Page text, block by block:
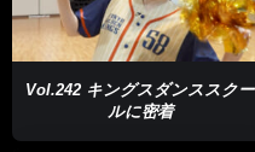
Vol.242 キングスダンススクー
ルに密着